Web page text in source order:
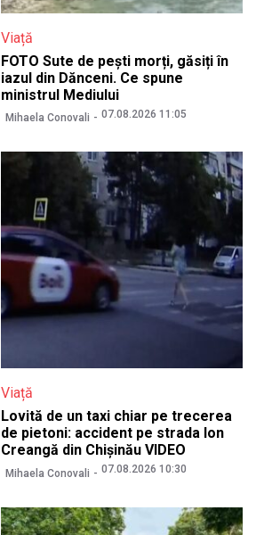
Viață
FOTO Sute de pești morți, găsiți în
iazul din Dănceni. Ce spune
ministrul Mediului
Mihaela Conovali 07.08.2026 11:05
Viață
Lovită de un taxi chiar pe trecerea
de pietoni: accident pe strada Ion
Creangă din Chișinău VIDEO
Mihaela Conovali 07.08.2026 10:30